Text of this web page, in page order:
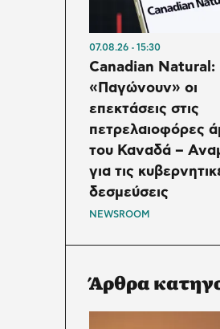
07.08.26 15:30
Canadian Natural:
«Παγώνουν» οι
επεκτάσεις στις
πετρελαιοφόρες
του Καναδά –
για τις
δεσμεύσεις
NEWSROOM
Άρθρα